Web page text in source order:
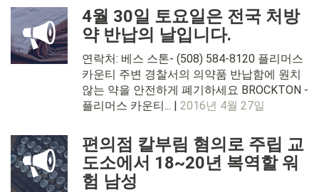
4월 30일 토요일은 전국 처방
약 반납의 날입니다.
연락처: 베스 스톤- (508) 584-8120 플리머스
카운티 주변 경찰서의 의약품 반납함에 원치
않는 약을 안전하게 폐기하세요 BROCKTON -
플리머스 카운티... | 2016년 4월 27일
편의점 칼부림 혐의로 주립 교
도소에서 18~20년 복역할 워
험 남성